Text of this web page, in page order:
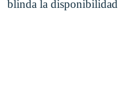
blinda la disponibilidad